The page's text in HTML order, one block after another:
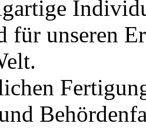
für unseren